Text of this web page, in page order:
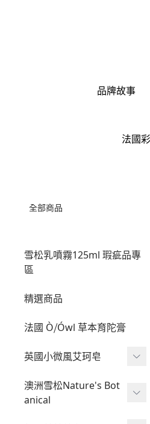
品牌故事
法國
全部商品
雪松乳噴霧125ml 瑕疵品專
區
精選商品
法國 Ò⧸Ówl 草本育陀膏
英國小微風艾珂皂
艾珂皂
艾珂髮皂
澳洲雪松Nature's Bot
anical